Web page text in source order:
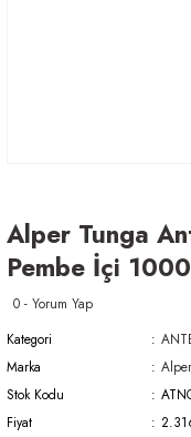
Alper Tunga
Pembe İçi
0 - Yorum Yap
Kategori
Marka
Stok Kodu
Fiyat